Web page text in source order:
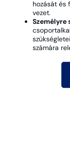
hozását és
vezet.
Személyre
számára